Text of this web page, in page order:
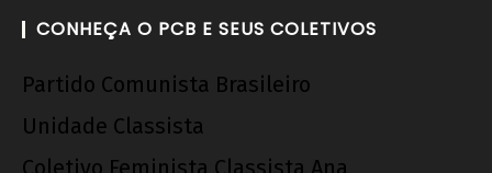
CONHEÇA O PCB E SEUS COLETIVOS
Partido Comunista Brasileiro
Unidade Classista